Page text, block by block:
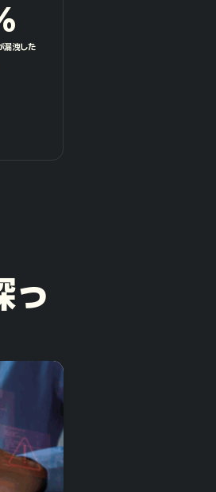
漏洩した
っ